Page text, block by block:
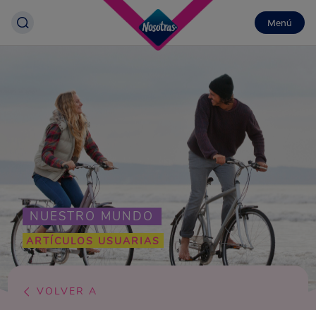
Menú
NUESTRO MUNDO
ARTÍCULOS USUARIAS
VOLVER A